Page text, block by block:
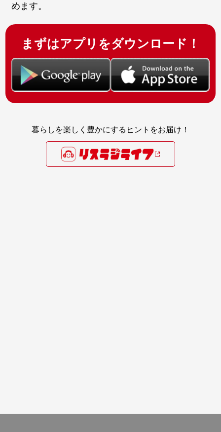
めます。
まずはアプリをダウンロード！
暮らしを楽しく豊かにするヒントをお届け！